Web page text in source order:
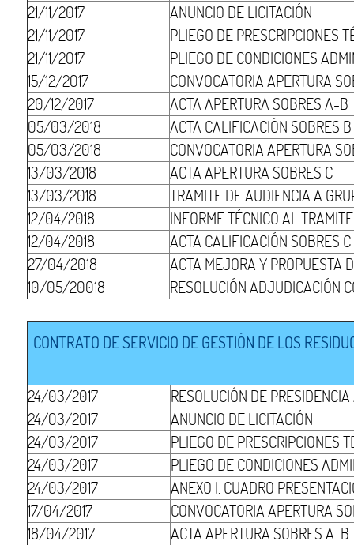
21/11/2017
ANUNCIO DE LICITACIÓN
21/11/2017
PLIEGO DE PRESCRIPCIONES
21/11/2017
PLIEGO DE CONDICIONES
15/12/2017
CONVOCATORIA APERTURA
20/12/2017
ACTA APERTURA SOBRES A-B
05/03/2018
ACTA CALIFICACIÓN SOBRES B
05/03/2018
CONVOCATORIA APERTURA
13/03/2018
ACTA APERTURA SOBRES C
13/03/2018
TRAMITE DE AUDIENCIA A
12/04/2018
INFORME TÉCNICO AL
12/04/2018
ACTA CALIFICACIÓN SOBRES
27/04/2018
ACTA MEJORA Y PROPUESTA
10/05/20018
RESOLUCIÓN ADJUDICACIÓN
CONTRATO DE SERVICIO DE GESTIÓN DE LOS
24/03/2017
RESOLUCIÓN DE
24/03/2017
ANUNCIO DE LICITACIÓN
24/03/2017
PLIEGO DE PRESCRIPCIONES
24/03/2017
PLIEGO DE CONDICIONES
24/03/2017
ANEXO I. CUADRO
17/04/2017
CONVOCATORIA APERTURA
18/04/2017
ACTA APERTURA SOBRES A-